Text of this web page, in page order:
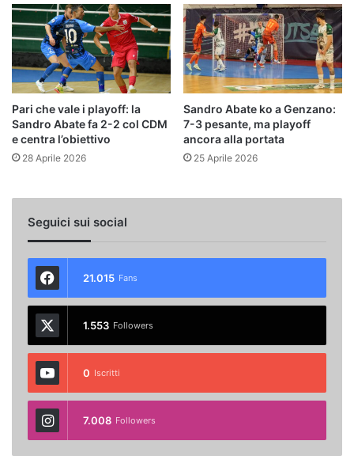
Pari che vale i playoff: la
Sandro Abate fa 2-2 col CDM
e centra l’obiettivo
28 Aprile 2026
Sandro Abate ko a Genzano:
7-3 pesante, ma playoff
ancora alla portata
25 Aprile 2026
Seguici sui social
21.015 Fans
1.553 Followers
0 Iscritti
7.008 Followers